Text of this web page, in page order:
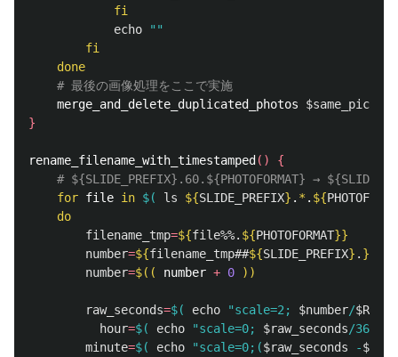
fi
echo
""
fi
    done
# 最後の画像処理をここで実施
    merge_and_delete_duplicated_photos
}
rename_filename_with_timestamped ()
{
# ${SLIDE_PREFIX}.60.${PHOTOFORMAT} →
for file in $( ls ${SLIDE_PREFIX} . * . ${
do
filename_tmp=${file%%. ${PHOTOFORMAT}}
number=${filename_tmp##${SLIDE_PREFIX} . }
number=$(( number + 0 ))
raw_seconds=$( echo "scale=2; $number/$RATE
hour=$( echo "scale=0; $raw_seconds/3600"
minute=$( echo "scale=0;($raw_seconds -$hour